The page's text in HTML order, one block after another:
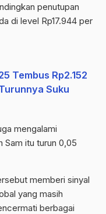
penutupan
di level Rp17.944 per
Tembus Rp2.152
Suku
mengalami
Sam itu turun 0,05
memberi sinyal
yang masih
berbagai